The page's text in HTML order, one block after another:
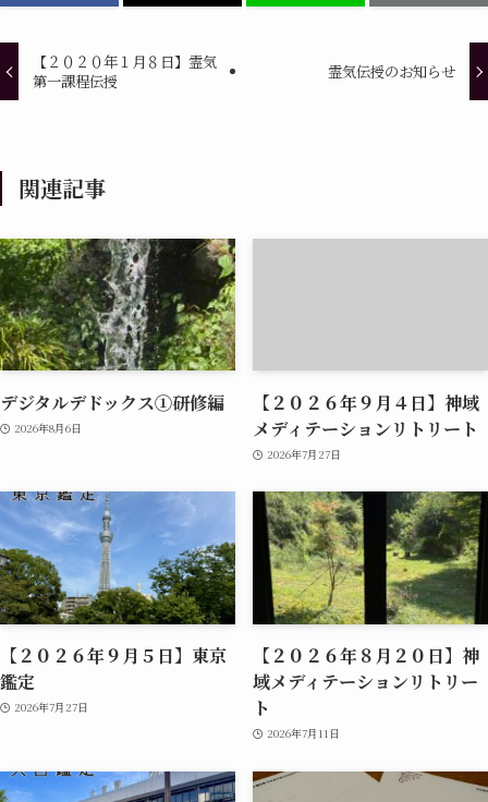
【２０２０年１月８日】霊気
第一課程伝授
霊気伝授のお知らせ
関連記事
デジタルデドックス①研修編
2026年8月6日
【２０２６年９月４日】神域
メディテーションリトリート
2026年7月27日
【２０２６年９月５日】東京
鑑定
2026年7月27日
【２０２６年８月２０日】神
域メディテーションリトリー
ト
2026年7月11日